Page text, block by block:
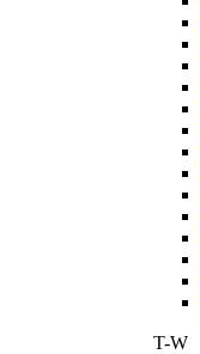
T-W